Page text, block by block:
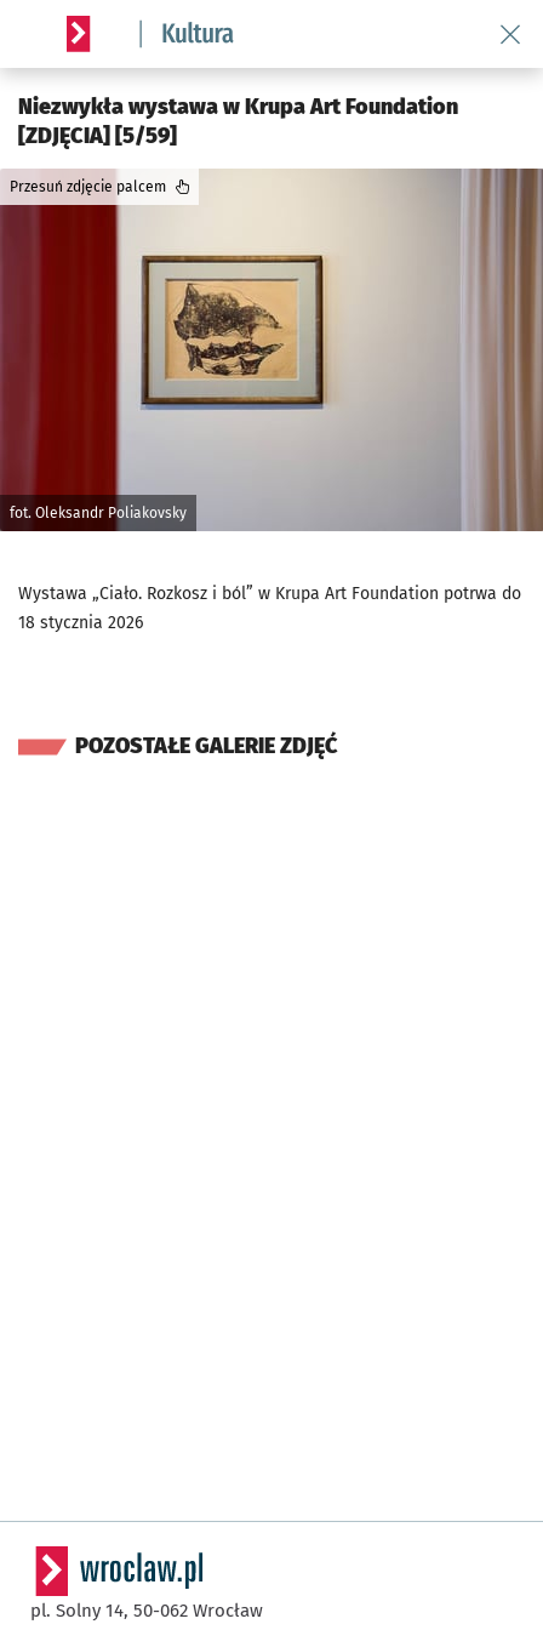
Serwis informacyjny wroclaw.pl podserwis: Kultura
Niezwykła wystawa w Krupa Art Foundation
[ZDJĘCIA] [5/59]
fot. Oleksandr Poliakovsky
Przesuń zdjęcie palcem
Wystawa „Ciało. Rozkosz i ból” w Krupa Art Foundation potrwa do
18 stycznia 2026
POZOSTAŁE GALERIE ZDJĘĆ
pl. Solny 14, 50-062 Wrocław